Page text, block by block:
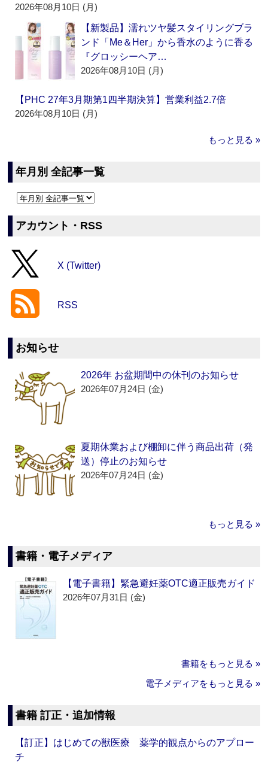
2026年08月10日 (月)
【新製品】濡れツヤ髪スタイリングブラ
ンド「Me＆Her」から香水のように香る
『グロッシーヘア…
2026年08月10日 (月)
【PHC 27年3月期第1四半期決算】営業利益2.7倍
2026年08月10日 (月)
もっと見る »
年月別 全記事一覧
アカウント・RSS
X (Twitter)
RSS
お知らせ
2026年 お盆期間中の休刊のお知らせ
2026年07月24日 (金)
夏期休業および棚卸に伴う商品出荷（発
送）停止のお知らせ
2026年07月24日 (金)
もっと見る »
書籍・電子メディア
【電子書籍】緊急避妊薬OTC適正販売ガイド
2026年07月31日 (金)
書籍をもっと見る »
電子メディアをもっと見る »
書籍 訂正・追加情報
【訂正】はじめての獣医療 薬学的観点からのアプロー
チ